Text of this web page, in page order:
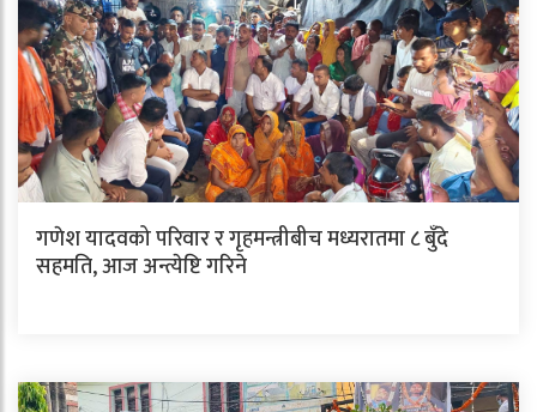
गणेश यादवको परिवार र गृहमन्त्रीबीच मध्यरातमा ८ बुँदे
सहमति, आज अन्त्येष्टि गरिने